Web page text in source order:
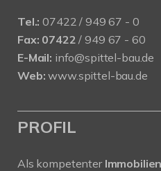
Tel.: 07422 / 949 67 - 0
Fax: 07422 / 949 67 - 60
E-Mail: info@spittel-bau.de
Web: www.spittel-bau.de
PROFIL
Als kompetenter